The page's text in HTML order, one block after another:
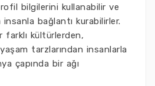
bilgilerini kullanabilir ve
bağlantı kurabilirler.
farklı kültürlerden,
tarzlarından insanlarla
çapında bir ağı